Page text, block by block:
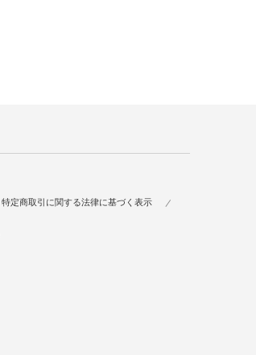
特定商取引に関する法律に基づく表示